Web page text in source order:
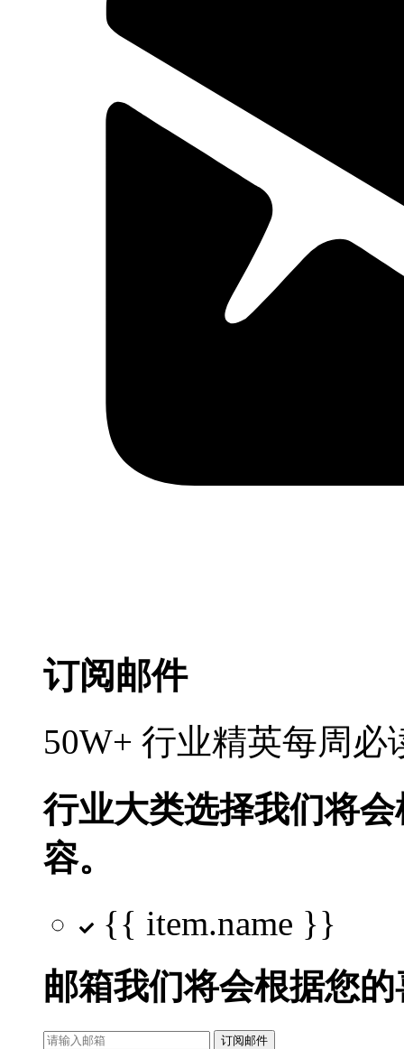
订阅邮件
50W+ 行业精英每周
行业大类选择我们将
容。
{{ item.name }}
邮箱我们将会根据您
订阅邮件